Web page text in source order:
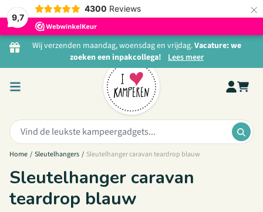
9,7
4300 Reviews ×
Ga naar de inhoud
Wij verzenden maandag, woensdag en vrijdag.Vacature: we
zoeken een inpakcollega! Lees meer
Zoeken:
Home / Sleutelhangers / Sleutelhanger caravan teardrop blauw
Sleutelhanger caravan
teardrop blauw